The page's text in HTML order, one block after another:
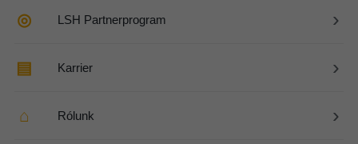
◎ LSH Partnerprogram ›
▤ Karrier ›
⌂ Rólunk ›